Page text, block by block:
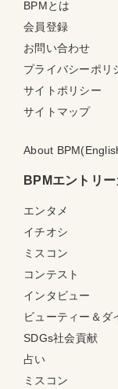
BPMとは
会員登録
お問い合わせ
プライバシーポリ
サイトポリシー
サイトマップ
About
BPMエントリ
エンタメ
イチオシ
ミスコン
コンテスト
インタビュー
ビューティー＆ダ
SDGs社会貢献
占い
ミスコン